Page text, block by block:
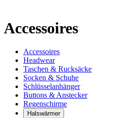
Accessoires
Accessoires
Headwear
Taschen & Rucksäcke
Socken & Schuhe
Schlüsselanhänger
Buttons & Anstecker
Regenschirme
Halswärmer